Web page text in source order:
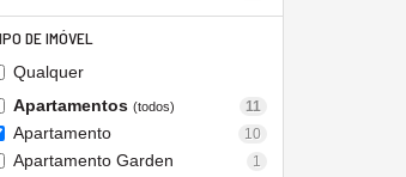
DE IMÓVEL
Qualquer
Apartamentos (todos) 11
Apartamento 10
Apartamento Garden 1